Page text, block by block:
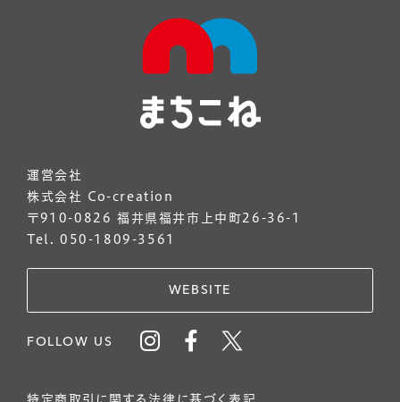
運営会社
株式会社 Co-creation
〒910-0826 福井県福井市上中町26-36-1
Tel. 050-1809-3561
WEBSITE
FOLLOW US